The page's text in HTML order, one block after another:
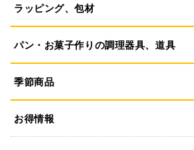
ラッピング、包材
パン・お菓子作りの調理器具、道具
季節商品
お得情報